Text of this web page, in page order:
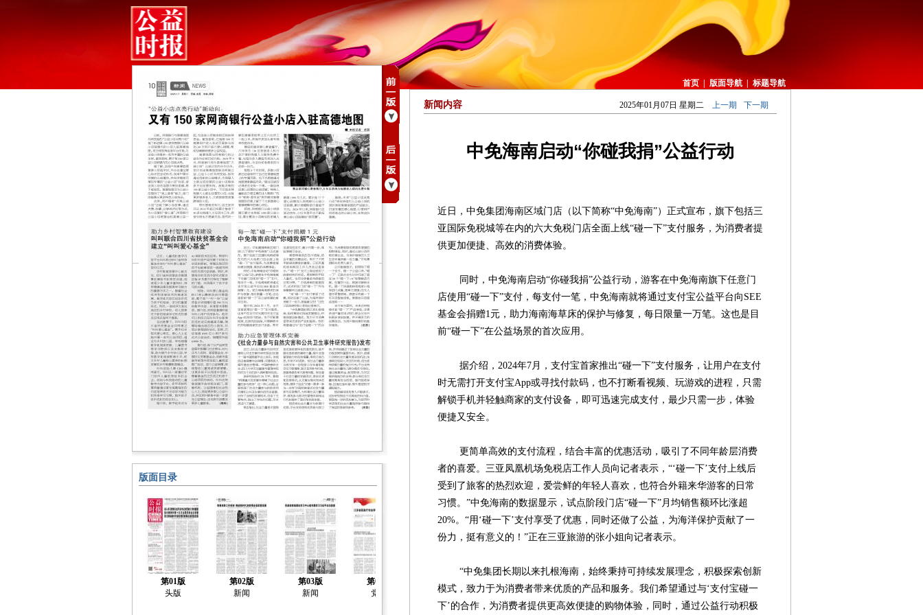
首页 版面导航 标题导航
版面目录
第01版
头版
第02版
新闻
第03版
新闻
第04版
党建
第05版
社会治理
第06版
社会工作
第07版
社会工作
第08版
新闻
第09版
新闻
新闻内容 2025年01月07日 星期二 上一期 下一期
中免海南启动“你碰我捐”公益行动
近日，中免集团海南区域门店（以下简称“中免海南”）正式宣布，旗下包括三
亚国际免税城等在内的六大免税门店全面上线“碰一下”支付服务，为消费者提
供更加便捷、高效的消费体验。
同时，中免海南启动“你碰我捐”公益行动，游客在中免海南旗下任意门
店使用“碰一下”支付，每支付一笔，中免海南就将通过支付宝公益平台向SEE
基金会捐赠1元，助力海南海草床的保护与修复，每日限量一万笔。这也是目
前“碰一下”在公益场景的首次应用。
据介绍，2024年7月，支付宝首家推出“碰一下”支付服务，让用户在支付
时无需打开支付宝App或寻找付款码，也不打断看视频、玩游戏的进程，只需
解锁手机并轻触商家的支付设备，即可迅速完成支付，最少只需一步，体验
便捷又安全。
更简单高效的支付流程，结合丰富的优惠活动，吸引了不同年龄层消费
者的喜爱。三亚凤凰机场免税店工作人员向记者表示，“‘碰一下’支付上线后
受到了旅客的热烈欢迎，爱尝鲜的年轻人喜欢，也符合外籍来华游客的日常
习惯。”中免海南的数据显示，试点阶段门店“碰一下”月均销售额环比涨超
20%。“用‘碰一下’支付享受了优惠，同时还做了公益，为海洋保护贡献了一
份力，挺有意义的！”正在三亚旅游的张小姐向记者表示。
“中免集团长期以来扎根海南，始终秉持可持续发展理念，积极探索创新
模式，致力于为消费者带来优质的产品和服务。我们希望通过与‘支付宝碰一
下’的合作，为消费者提供更高效便捷的购物体验，同时，通过公益行动积极